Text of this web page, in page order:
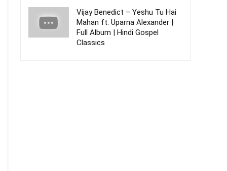
Vijay Benedict – Yeshu Tu Hai
Mahan ft. Uparna Alexander |
Full Album | Hindi Gospel
Classics